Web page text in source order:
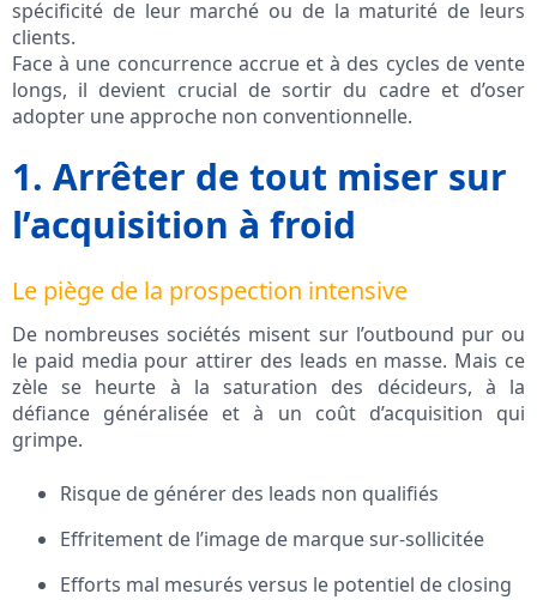
spécificité de leur marché ou de la maturité de leurs
clients.
Face à une concurrence accrue et à des cycles de vente
longs, il devient crucial de sortir du cadre et d’oser
adopter une approche non conventionnelle.
1. Arrêter de tout miser sur
l’acquisition à froid
Le piège de la prospection intensive
De nombreuses sociétés misent sur l’outbound pur ou
le paid media pour attirer des leads en masse. Mais ce
zèle se heurte à la saturation des décideurs, à la
défiance généralisée et à un coût d’acquisition qui
grimpe.
Risque de générer des leads non qualifiés
Effritement de l’image de marque sur-sollicitée
Efforts mal mesurés versus le potentiel de closing